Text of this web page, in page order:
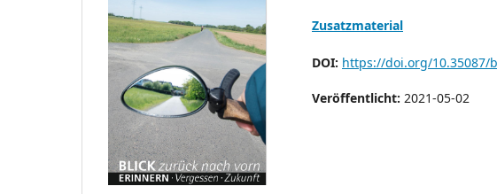
Zusatzmaterial
DOI: https://doi.org/10.35087/
Veröffentlicht: 2021-05-02